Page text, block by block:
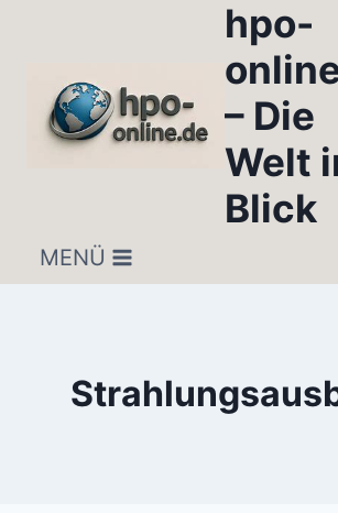
hpo-
– Die
Welt
Blick
MENÜ